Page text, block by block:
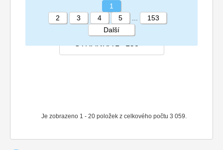
Je zobrazeno 1 - 20 položek z celkového počtu 3 059.
1
2
3 4 5
153
Další